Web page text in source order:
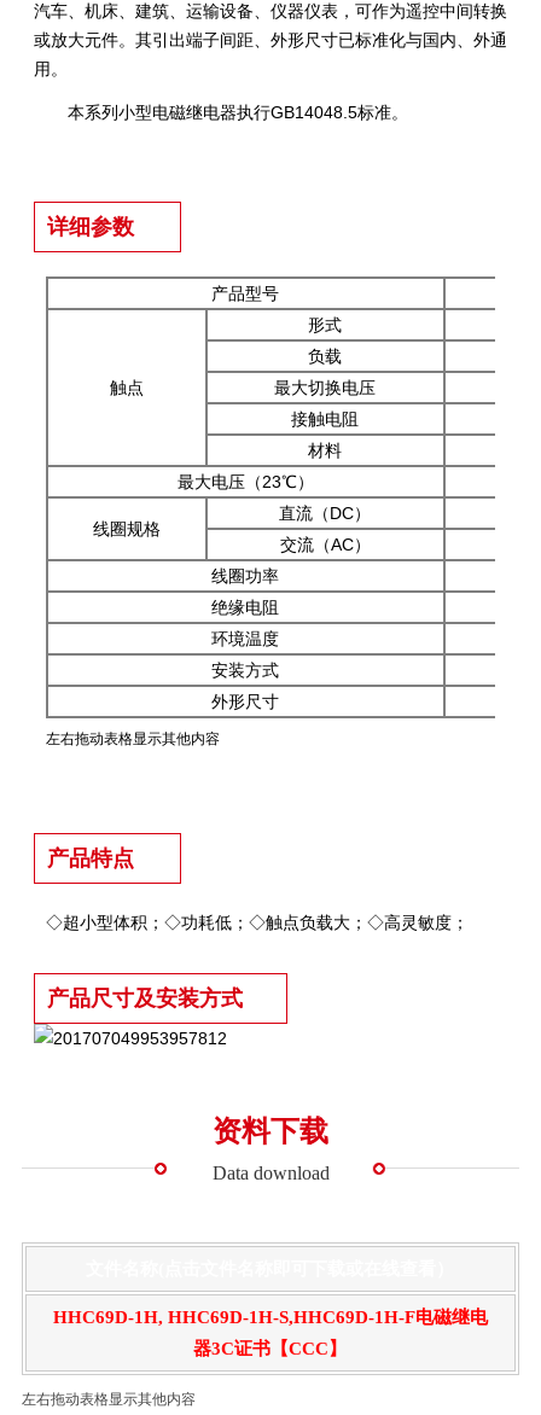
汽车、机床、建筑、运输设备、仪器仪表，可作为遥控中间转换
或放大元件。其引出端子间距、外形尺寸已标准化与国内、外通
用。
本系列小型电磁继电器执行GB14048.5标准。
详细参数
产品型号
触点
形式
负载
最大切换电压
接触电阻
材料
最大电压（23℃）
线圈规格
直流（DC）
交流（AC）
线圈功率
绝缘电阻
环境温度
安装方式
外形尺寸
左右拖动表格显示其他内容
产品特点
◇超小型体积；◇功耗低；◇触点负载大；◇高灵敏度；
产品尺寸及安装方式
资料下载
Data download
HHC69D-1H, HHC69D-1H-S,HHC69D-1H-F电磁继电
器3C证书【CCC】
左右拖动表格显示其他内容